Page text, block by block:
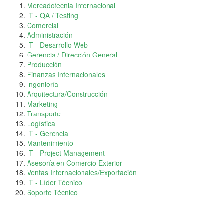
Mercadotecnia Internacional
IT - QA / Testing
Comercial
Administración
IT - Desarrollo Web
Gerencia / Dirección General
Producción
Finanzas Internacionales
Ingeniería
Arquitectura/Construcción
Marketing
Transporte
Logística
IT - Gerencia
Mantenimiento
IT - Project Management
Asesoría en Comercio Exterior
Ventas Internacionales/Exportación
IT - Líder Técnico
Soporte Técnico